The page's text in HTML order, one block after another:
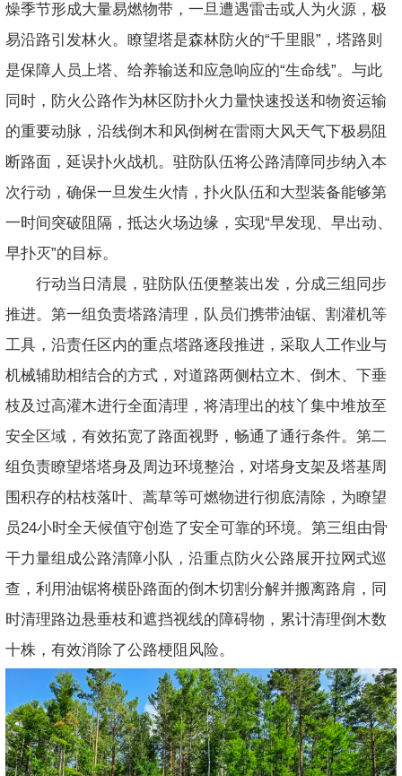
燥季节形成大量易燃物带，一旦遭遇雷击或人为火源，极
易沿路引发林火。瞭望塔是森林防火的“千里眼”，塔路则
是保障人员上塔、给养输送和应急响应的“生命线”。与此
同时，防火公路作为林区防扑火力量快速投送和物资运输
的重要动脉，沿线倒木和风倒树在雷雨大风天气下极易阻
断路面，延误扑火战机。驻防队伍将公路清障同步纳入本
次行动，确保一旦发生火情，扑火队伍和大型装备能够第
一时间突破阻隔，抵达火场边缘，实现“早发现、早出动、
早扑灭”的目标。
行动当日清晨，驻防队伍便整装出发，分成三组同步
推进。第一组负责塔路清理，队员们携带油锯、割灌机等
工具，沿责任区内的重点塔路逐段推进，采取人工作业与
机械辅助相结合的方式，对道路两侧枯立木、倒木、下垂
枝及过高灌木进行全面清理，将清理出的枝丫集中堆放至
安全区域，有效拓宽了路面视野，畅通了通行条件。第二
组负责瞭望塔塔身及周边环境整治，对塔身支架及塔基周
围积存的枯枝落叶、蒿草等可燃物进行彻底清除，为瞭望
员24小时全天候值守创造了安全可靠的环境。第三组由骨
干力量组成公路清障小队，沿重点防火公路展开拉网式巡
查，利用油锯将横卧路面的倒木切割分解并搬离路肩，同
时清理路边悬垂枝和遮挡视线的障碍物，累计清理倒木数
十株，有效消除了公路梗阻风险。